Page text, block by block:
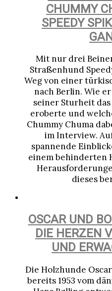
CHUMMY
SPEEDY
Mit nur drei
Straßenhund
Weg von einer
nach Berlin. Wie
seiner Sturheit
eroberte und
Chummy Chuma
im Interview.
spannende
einem behinderten
dieses
OSCAR UND
DIE HERZEN
UND
Die Holzhunde
bereits 1953 vom